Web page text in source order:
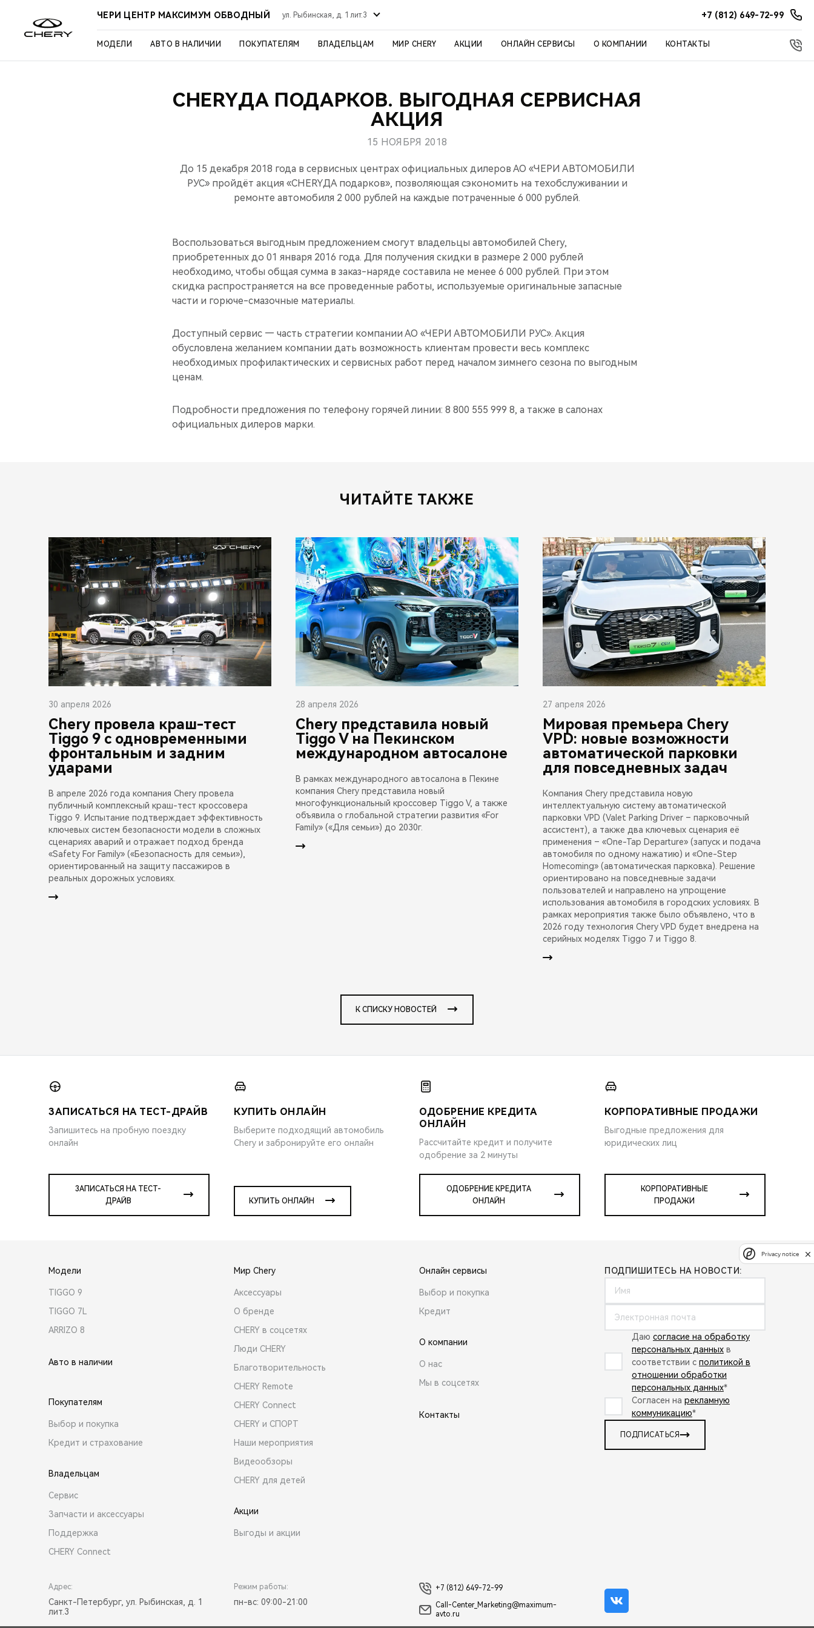
ЧЕРИ ЦЕНТР МАКСИМУМ ОБВОДНЫЙ ул. Рыбинская, д. 1 лит.3 +7 (812) 649-72-99
МОДЕЛИ АВТО В НАЛИЧИИ ПОКУПАТЕЛЯМ ВЛАДЕЛЬЦАМ МИР CHERY АКЦИИ ОНЛАЙН СЕРВИСЫ О КОМПАНИИ КОНТАКТЫ
CHERYДА ПОДАРКОВ. ВЫГОДНАЯ СЕРВИСНАЯ
АКЦИЯ
15 НОЯБРЯ 2018
До 15 декабря 2018 года в сервисных центрах официальных дилеров АО «ЧЕРИ АВТОМОБИЛИ
РУС» пройдёт акция «CHERYДА подарков», позволяющая сэкономить на техобслуживании и
ремонте автомобиля 2 000 рублей на каждые потраченные 6 000 рублей.
Воспользоваться выгодным предложением смогут владельцы автомобилей Chery,
приобретенных до 01 января 2016 года. Для получения скидки в размере 2 000 рублей
необходимо, чтобы общая сумма в заказ-наряде составила не менее 6 000 рублей. При этом
скидка распространяется на все проведенные работы, используемые оригинальные запасные
части и горюче-смазочные материалы.
Доступный сервис — часть стратегии компании АО «ЧЕРИ АВТОМОБИЛИ РУС». Акция
обусловлена желанием компании дать возможность клиентам провести весь комплекс
необходимых профилактических и сервисных работ перед началом зимнего сезона по выгодным
ценам.
Подробности предложения по телефону горячей линии: 8 800 555 999 8, а также в салонах
официальных дилеров марки.
ЧИТАЙТЕ ТАКЖЕ
30 апреля 2026
Chery провела краш-тест
Tiggo 9 с одновременными
фронтальным и задним
ударами
В апреле 2026 года компания Chery провела
публичный комплексный краш-тест кроссовера
Tiggo 9. Испытание подтверждает эффективность
ключевых систем безопасности модели в сложных
сценариях аварий и отражает подход бренда
«Safety For Family» («Безопасность для семьи»),
ориентированный на защиту пассажиров в
реальных дорожных условиях.
28 апреля 2026
Chery представила новый
Tiggo V на Пекинском
международном автосалоне
В рамках международного автосалона в Пекине
компания Chery представила новый
многофункциональный кроссовер Tiggo V, а также
объявила о глобальной стратегии развития «For
Family» («Для семьи») до 2030г.
27 апреля 2026
Мировая премьера Chery
VPD: новые возможности
автоматической парковки
для повседневных задач
Компания Chery представила новую
интеллектуальную систему автоматической
парковки VPD (Valet Parking Driver – парковочный
ассистент), а также два ключевых сценария её
применения – «One-Tap Departure» (запуск и подача
автомобиля по одному нажатию) и «One-Step
Homecoming» (автоматическая парковка). Решение
ориентировано на повседневные задачи
пользователей и направлено на упрощение
использования автомобиля в городских условиях. В
рамках мероприятия также было объявлено, что в
2026 году технология Chery VPD будет внедрена на
серийных моделях Tiggo 7 и Tiggo 8.
К СПИСКУ НОВОСТЕЙ
ЗАПИСАТЬСЯ НА ТЕСТ-ДРАЙВ
Запишитесь на пробную поездку
онлайн
ЗАПИСАТЬСЯ НА ТЕСТ-
ДРАЙВ
КУПИТЬ ОНЛАЙН
Выберите подходящий автомобиль
Chery и забронируйте его онлайн
КУПИТЬ ОНЛАЙН
ОДОБРЕНИЕ КРЕДИТА
ОНЛАЙН
Рассчитайте кредит и получите
одобрение за 2 минуты
ОДОБРЕНИЕ КРЕДИТА
ОНЛАЙН
КОРПОРАТИВНЫЕ ПРОДАЖИ
Выгодные предложения для
юридических лиц
КОРПОРАТИВНЫЕ
ПРОДАЖИ
Модели
TIGGO 9
TIGGO 7L
ARRIZO 8
Авто в наличии
Покупателям
Выбор и покупка
Кредит и страхование
Владельцам
Сервис
Запчасти и аксессуары
Поддержка
CHERY Connect
Мир Chery
Аксессуары
О бренде
CHERY в соцсетях
Люди CHERY
Благотворительность
CHERY Remote
CHERY Connect
CHERY и СПОРТ
Наши мероприятия
Видеообзоры
CHERY для детей
Акции
Выгоды и акции
Онлайн сервисы
Выбор и покупка
Кредит
О компании
О нас
Мы в соцсетях
Контакты
ПОДПИШИТЕСЬ НА НОВОСТИ:
Даю согласие на обработку
персональных данных в
соответствии с политикой в
отношении обработки
персональных данных*
Согласен на рекламную
коммуникацию*
ПОДПИСАТЬСЯ
Адрес:
Санкт-Петербург, ул. Рыбинская, д. 1
лит.3
Режим работы:
пн-вс: 09:00-21:00
+7 (812) 649-72-99
Call-Center_Marketing@maximum-
avto.ru
Privacy notice